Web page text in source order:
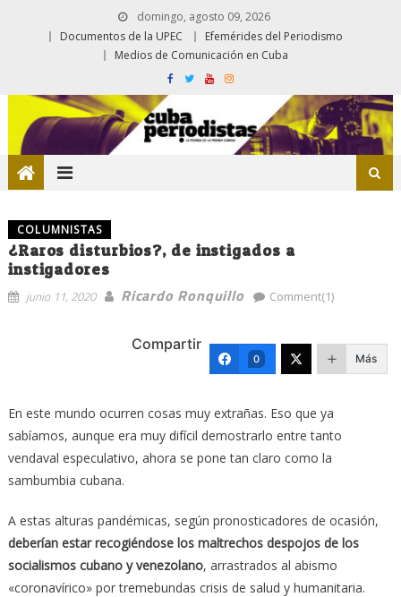
domingo, agosto 09, 2026
Documentos de la UPEC
Efemérides del Periodismo
Medios de Comunicación en Cuba
COLUMNISTAS
¿Raros disturbios?, de instigados a
instigadores
junio 11, 2020 Ricardo Ronquillo Comment(1)
Compartir
0 Más
En este mundo ocurren cosas muy extrañas. Eso que ya
sabíamos, aunque era muy difícil demostrarlo entre tanto
vendaval especulativo, ahora se pone tan claro como la
sambumbia cubana.
A estas alturas pandémicas, según pronosticadores de ocasión,
deberían estar recogiéndose los maltrechos despojos de los
socialismos cubano y venezolano, arrastrados al abismo
«coronavírico» por tremebundas crisis de salud y humanitaria.